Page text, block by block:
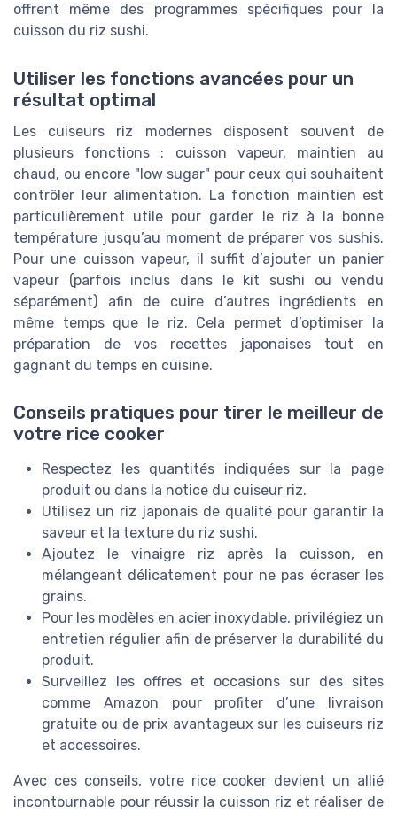
offrent même des programmes spécifiques pour la
cuisson du riz sushi.
Utiliser les fonctions avancées pour un
résultat optimal
Les cuiseurs riz modernes disposent souvent de
plusieurs fonctions : cuisson vapeur, maintien au
chaud, ou encore "low sugar" pour ceux qui souhaitent
contrôler leur alimentation. La fonction maintien est
particulièrement utile pour garder le riz à la bonne
température jusqu’au moment de préparer vos sushis.
Pour une cuisson vapeur, il suffit d’ajouter un panier
vapeur (parfois inclus dans le kit sushi ou vendu
séparément) afin de cuire d’autres ingrédients en
même temps que le riz. Cela permet d’optimiser la
préparation de vos recettes japonaises tout en
gagnant du temps en cuisine.
Conseils pratiques pour tirer le meilleur de
votre rice cooker
Respectez les quantités indiquées sur la page
produit ou dans la notice du cuiseur riz.
Utilisez un riz japonais de qualité pour garantir la
saveur et la texture du riz sushi.
Ajoutez le vinaigre riz après la cuisson, en
mélangeant délicatement pour ne pas écraser les
grains.
Pour les modèles en acier inoxydable, privilégiez un
entretien régulier afin de préserver la durabilité du
produit.
Surveillez les offres et occasions sur des sites
comme Amazon pour profiter d’une livraison
gratuite ou de prix avantageux sur les cuiseurs riz
et accessoires.
Avec ces conseils, votre rice cooker devient un allié
incontournable pour réussir la cuisson riz et réaliser de